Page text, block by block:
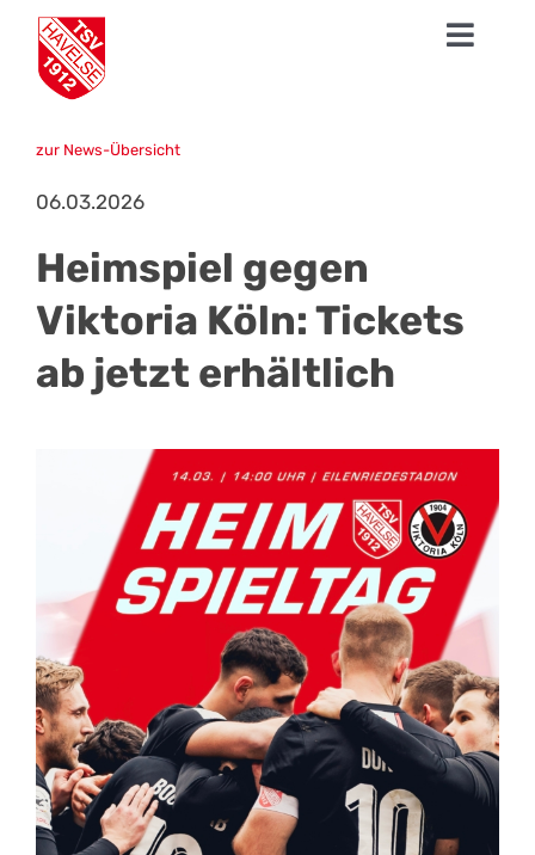
Zum
Inhalt
springen
Sparten
Der TSV
Mission Profifußball
zur News-Übersicht
06.03.2026
Heimspiel gegen
Viktoria Köln: Tickets
ab jetzt erhältlich